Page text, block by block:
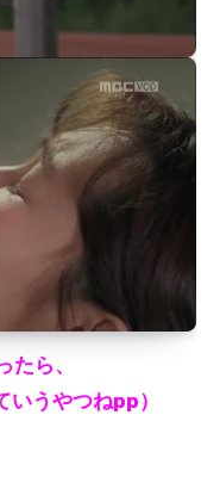
たら、
いうやつねpp）